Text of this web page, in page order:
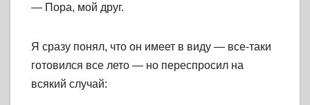
— Пора, мой друг.
Я сразу понял, что он имеет в виду — все-таки
готовился все лето — но переспросил на
всякий случай: